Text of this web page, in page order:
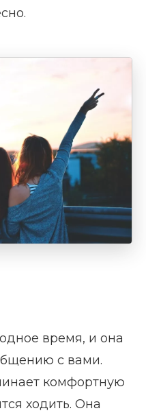
время, и она
с вами.
комфортную
ходить. Она